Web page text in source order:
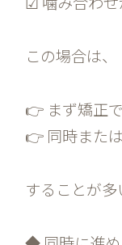
この場合は、
👉 まず矯正
👉 同時また
することが多